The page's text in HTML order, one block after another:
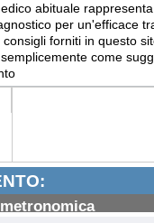
abituale
per un'efficace
forniti in questo
come